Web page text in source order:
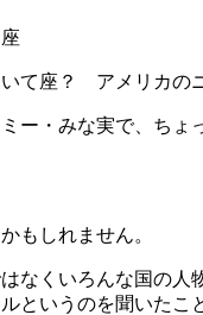
て座？ アメリカの
ー・みな実で、ちょ
もしれません。
なくいろんな国の人
というのを聞いたこ